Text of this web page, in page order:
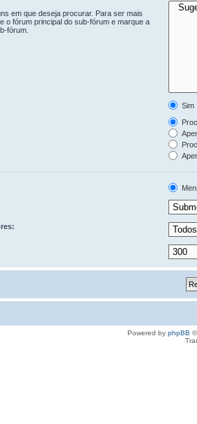
em que deseja procurar. Para ser mais
o fórum principal do sub-fórum e marque a
fórum.
Sim
Powered by phpBB